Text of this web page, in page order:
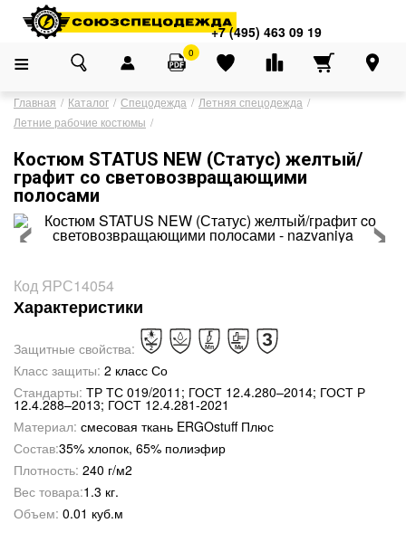
Адреса магазинов
+7 (495) 463 09 19
+7 (495) 463 09 19
0
Главная Каталог Спецодежда
Летняя спецодежда
Летние рабочие костюмы
Костюм STATUS NEW (Статус) желтый/
графит cо световозвращающими
полосами
›
‹
Код ЯРС14054
Характеристики
Защитные свойства:
Класс защиты: 2 класс Со
Стандарты: ТР ТС 019/2011; ГОСТ 12.4.280–2014; ГОСТ Р
12.4.288–2013; ГОСТ 12.4.281-2021
Материал: смесовая ткань ERGOstuff Плюс
Состав:35% хлопок, 65% полиэфир
Плотность: 240 г/м2
Вес товара:1.3 кг.
Объем: 0.01 куб.м